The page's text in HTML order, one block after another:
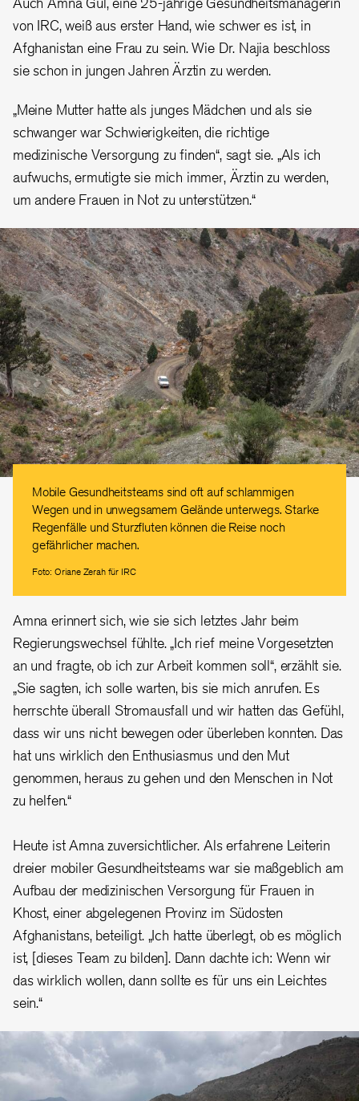
von IRC, weiß aus erster Hand, wie schwer es ist, in
Afghanistan eine Frau zu sein. Wie Dr. Najia beschloss
sie schon in jungen Jahren Ärztin zu werden.
„Meine Mutter hatte als junges Mädchen und als sie
schwanger war Schwierigkeiten, die richtige
medizinische Versorgung zu finden“, sagt sie. „Als ich
aufwuchs, ermutigte sie mich immer, Ärztin zu werden,
um andere Frauen in Not zu unterstützen.“
Mobile Gesundheitsteams sind oft auf schlammigen
Wegen und in unwegsamem Gelände unterwegs. Starke
Regenfälle und Sturzfluten können die Reise noch
gefährlicher machen.
Foto: Oriane Zerah für IRC
Amna erinnert sich, wie sie sich letztes Jahr beim
Regierungswechsel fühlte. „Ich rief meine Vorgesetzten
an und fragte, ob ich zur Arbeit kommen soll“, erzählt sie.
„Sie sagten, ich solle warten, bis sie mich anrufen. Es
herrschte überall Stromausfall und wir hatten das Gefühl,
dass wir uns nicht bewegen oder überleben konnten. Das
hat uns wirklich den Enthusiasmus und den Mut
genommen, heraus zu gehen und den Menschen in Not
zu helfen.“
Heute ist Amna zuversichtlicher. Als erfahrene Leiterin
dreier mobiler Gesundheitsteams war sie maßgeblich am
Aufbau der medizinischen Versorgung für Frauen in
Khost, einer abgelegenen Provinz im Südosten
Afghanistans, beteiligt. „Ich hatte überlegt, ob es möglich
ist, [dieses Team zu bilden]. Dann dachte ich: Wenn wir
das wirklich wollen, dann sollte es für uns ein Leichtes
sein.“